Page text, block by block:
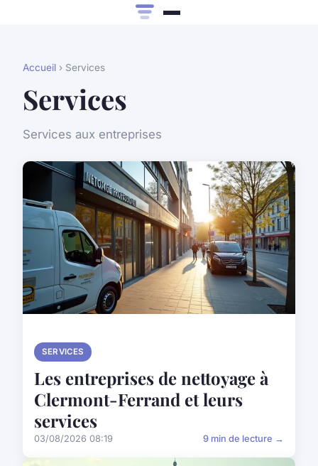
Accueil › Services
Services
Services aux entreprises
SERVICES
Les entreprises de nettoyage à
Clermont-Ferrand et leurs
services
03/08/2026 08:19 9 min de lecture →